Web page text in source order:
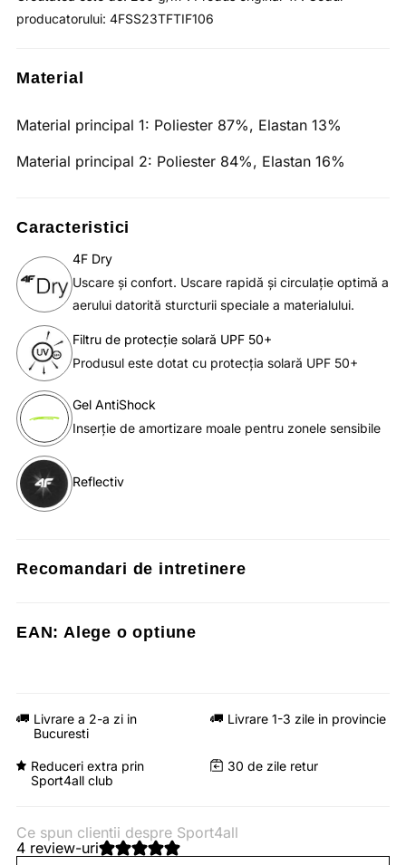
producatorului: 4FSS23TFTIF106
Material
Material principal 1: Poliester 87%, Elastan 13%
Material principal 2: Poliester 84%, Elastan 16%
Caracteristici
4F Dry
Uscare şi confort. Uscare rapidă şi circulaţie optimă a
aerului datorită sturcturii speciale a materialului.
Filtru de protecție solară UPF 50+
Produsul este dotat cu protecția solară UPF 50+
Gel AntiShock
Inserție de amortizare moale pentru zonele sensibile
Reflectiv
Recomandari de intretinere
EAN: Alege o optiune
Livrare a 2-a zi in
Bucuresti
Livrare 1-3 zile in provincie
Reduceri extra prin
Sport4all club
30 de zile retur
Ce spun clientii despre Sport4all
4 review-uri